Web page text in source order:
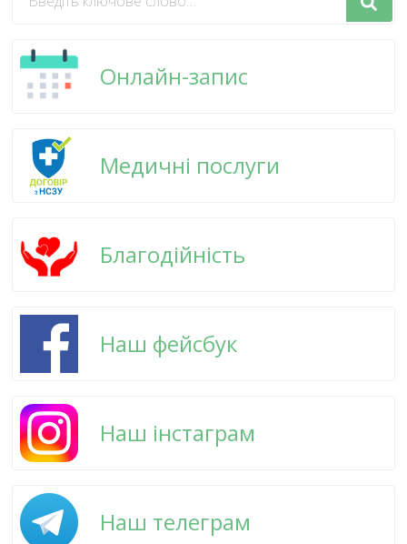
щось?
Онлайн-запис
Медичні послуги
Благодійність
Наш фейсбук
Наш інстаграм
Наш телеграм